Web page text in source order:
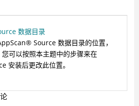
数据目录
® Source 数据目录的位置，
可以按照本主题中的步骤来在
安装后更改此位置。